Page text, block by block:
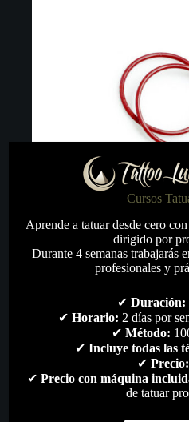
Juego de Juntas Tóricas 3
5,00€
Añadir al
Cursos
Aprende a tatuar desde cero
dirigido por
Durante 4 semanas trabajarás
profesionales y
✔ Duración:
✔ Horario: 2 días por
✔ Método:
✔ Incluye todas las
✔ Precio:
✔ Precio con máquina
de tatuar